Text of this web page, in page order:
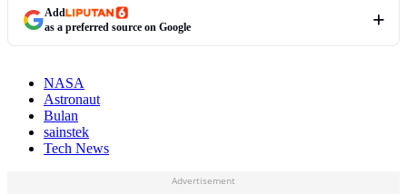
Add
as a preferred source on Google
NASA
Astronaut
Bulan
sainstek
Tech News
Advertisement